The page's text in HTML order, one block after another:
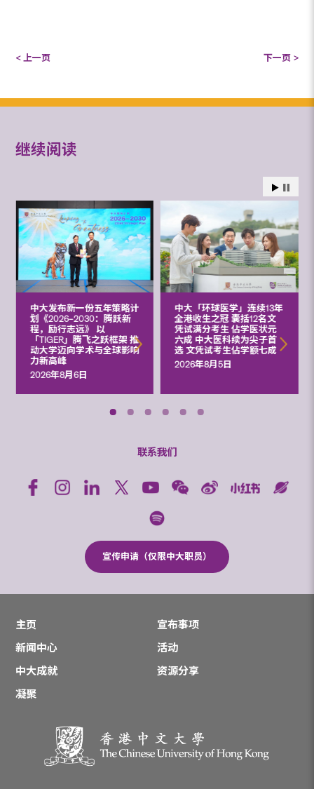
< 上一页 下一页 >
继续阅读
中大发布新一份五年策略计
划《2026‒2030：腾跃新
程，励行志远》 以
「TIGER」腾飞之跃框架 推
动大学迈向学术与全球影响
力新高峰
2026年8月6日
中大「环球医学」连续13年
全港收生之冠 囊括12名文
凭试满分考生 佔学医状元
六成 中大医科续为尖子首
选 文凭试考生佔学额七成
2026年8月5日
联系我们
宣传申请（仅限中大职员）
主页
宣布事项
新闻中心
活动
中大成就
资源分享
凝聚